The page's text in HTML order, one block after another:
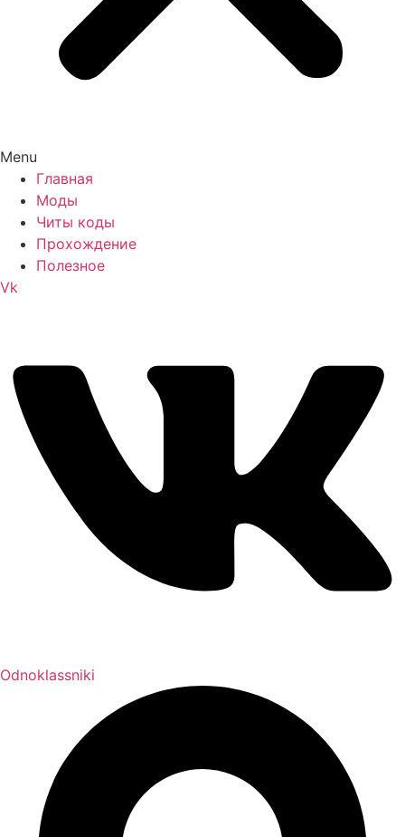
Menu
Главная
Моды
Читы коды
Прохождение
Полезное
Vk
Odnoklassniki